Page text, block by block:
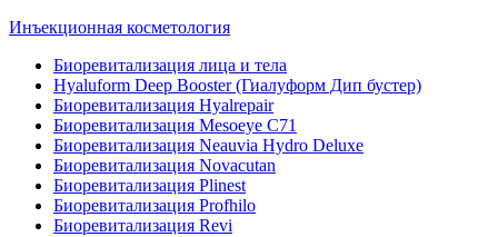
Инъекционная косметология
Биоревитализация лица и тела
Hyaluform Deep Booster (Гиалуформ Дип бустер)
Биоревитализация Hyalrepair
Биоревитализация Mesoeye C71
Биоревитализация Neauvia Hydro Deluxe
Биоревитализация Novacutan
Биоревитализация Plinest
Биоревитализация Profhilo
Биоревитализация Revi